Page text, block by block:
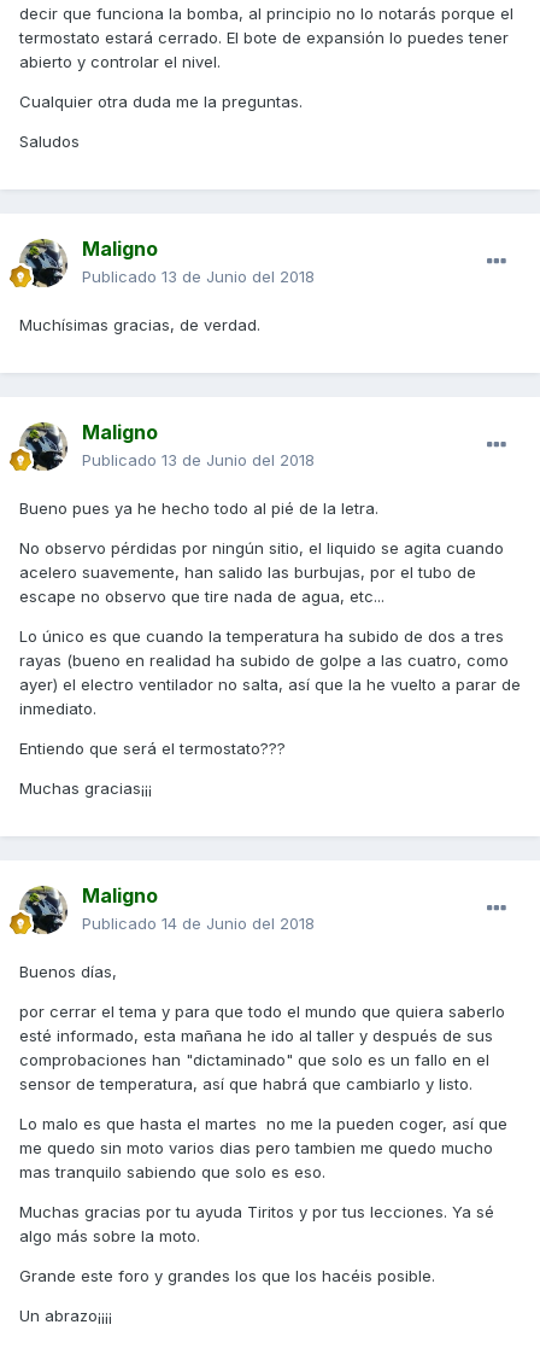
decir que funciona la bomba, al principio no lo notarás porque el
termostato estará cerrado. El bote de expansión lo puedes tener
abierto y controlar el nivel.
Cualquier otra duda me la preguntas.
Saludos
Maligno
Publicado 13 de Junio del 2018
Muchísimas gracias, de verdad.
Maligno
Publicado 13 de Junio del 2018
Bueno pues ya he hecho todo al pié de la letra.
No observo pérdidas por ningún sitio, el liquido se agita cuando
acelero suavemente, han salido las burbujas, por el tubo de
escape no observo que tire nada de agua, etc...
Lo único es que cuando la temperatura ha subido de dos a tres
rayas (bueno en realidad ha subido de golpe a las cuatro, como
ayer) el electro ventilador no salta, así que la he vuelto a parar de
inmediato.
Entiendo que será el termostato???
Muchas gracias¡¡¡
Maligno
Publicado 14 de Junio del 2018
Buenos días,
por cerrar el tema y para que todo el mundo que quiera saberlo
esté informado, esta mañana he ido al taller y después de sus
comprobaciones han "dictaminado" que solo es un fallo en el
sensor de temperatura, así que habrá que cambiarlo y listo.
Lo malo es que hasta el martes no me la pueden coger, así que
me quedo sin moto varios dias pero tambien me quedo mucho
mas tranquilo sabiendo que solo es eso.
Muchas gracias por tu ayuda Tiritos y por tus lecciones. Ya sé
algo más sobre la moto.
Grande este foro y grandes los que los hacéis posible.
Un abrazo¡¡¡¡